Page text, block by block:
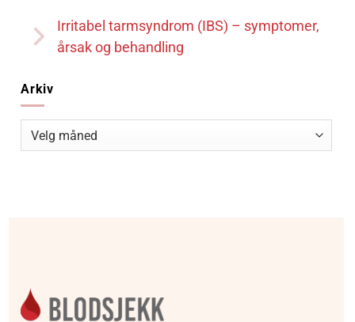
Irritabel tarmsyndrom (IBS) – symptomer,
årsak og behandling
Arkiv